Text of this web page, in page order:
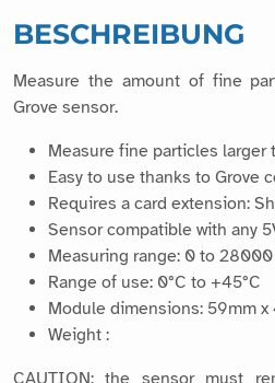
BESCHREIBUNG
Grove sensor.
Easy to use thanks to Grove
Requires a card extension:
Sensor compatible with any
Measuring range: 0 to 28000
Range of use: 0°C to +45°C
Module dimensions: 59mm x
Weight :